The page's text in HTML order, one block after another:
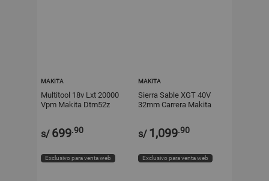
MAKITA
Multitool 18v Lxt 20000
Vpm Makita Dtm52z
s/ 699.90
Exclusivo para venta web
MAKITA
Sierra Sable XGT 40V
32mm Carrera Makita
s/ 1,099.90
Exclusivo para venta web